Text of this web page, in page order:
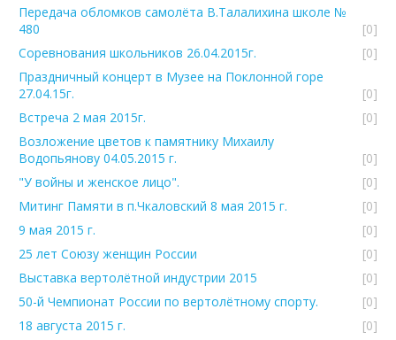
Передача обломков самолёта В.Талалихина школе №
480
[0]
Соревнования школьников 26.04.2015г.
[0]
Праздничный концерт в Музее на Поклонной горе
27.04.15г.
[0]
Встреча 2 мая 2015г.
[0]
Возложение цветов к памятнику Михаилу
Водопьянову 04.05.2015 г.
[0]
"У войны и женское лицо".
[0]
Митинг Памяти в п.Чкаловский 8 мая 2015 г.
[0]
9 мая 2015 г.
[0]
25 лет Союзу женщин России
[0]
Выставка вертолётной индустрии 2015
[0]
50-й Чемпионат России по вертолётному спорту.
[0]
18 августа 2015 г.
[0]